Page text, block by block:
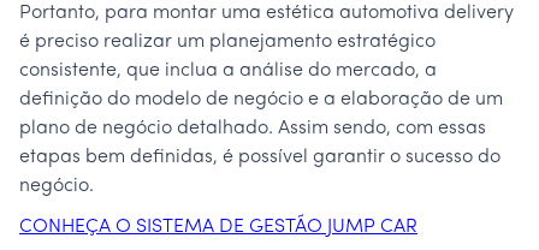
Portanto, para montar uma estética automotiva delivery
é preciso realizar um planejamento estratégico
consistente, que inclua a análise do mercado, a
definição do modelo de negócio e a elaboração de um
plano de negócio detalhado. Assim sendo, com essas
etapas bem definidas, é possível garantir o sucesso do
negócio.
CONHEÇA O SISTEMA DE GESTÃO JUMP CAR